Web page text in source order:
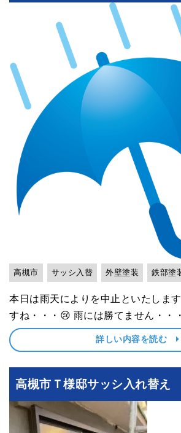
高槻市 サッシ入替 外壁塗装 鉄部塗
本日は雨天によりを中止といたします・・・ 仕
詳しい内容を読む
高槻市Ｔ様邸サッシ入れ替え